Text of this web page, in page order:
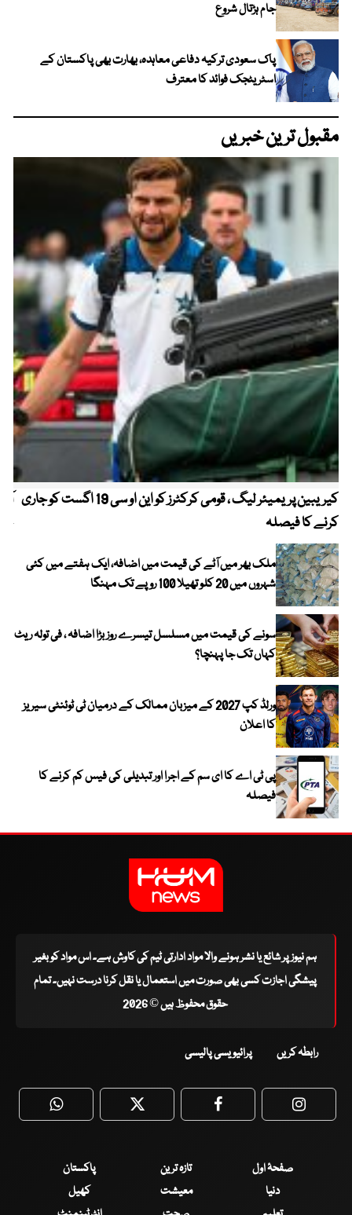
جام ہڑتال شروع
پاک سعودی ترکیہ دفاعی معاہدہ، بھارت بھی پاکستان کے
اسٹریٹجک فوائد کا معترف
مقبول ترین خبریں
کیریبین پریمیئر لیگ ، قومی کرکٹرز کو این او سی 19 اگست کو جاری
کرنے کا فیصلہ
ملک بھر میں آٹے کی قیمت میں اضافہ، ایک ہفتے میں کئی
شہروں میں 20 کلو تھیلا 100 روپے تک مہنگا
سونے کی قیمت میں مسلسل تیسرے روز بڑا اضافہ ، فی تولہ ریٹ
کہاں تک جا پہنچا؟
ورلڈ کپ 2027 کے میزبان ممالک کے درمیان ٹی ٹوئنٹی سیریز
کا اعلان
پی ٹی اے کا ای سم کے اجرا اور تبدیلی کی فیس کم کرنے کا
فیصلہ
ہم نیوز پر شائع یا نشر ہونے والا مواد ادارتی ٹیم کی کاوش ہے۔ اس مواد کو بغیر
پیشگی اجازت کسی بھی صورت میں استعمال یا نقل کرنا درست نہیں۔ تمام
حقوق محفوظ ہیں © 2026
رابطہ کریں پرائیویسی پالیسی
WhatsApp Twitter Facebook
صفحۂ اول تازہ ترین
پاکستان
دنیا
معیشت
کھیل